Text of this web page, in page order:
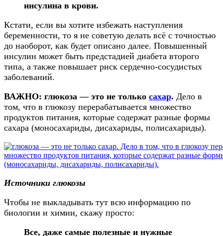
инсулина в крови.
Кстати, если вы хотите избежать наступления
беременности, то я не советую делать всё с точностью
до наоборот, как будет описано далее. Повышенный
инсулин может быть предстадией диабета второго
типа, а также повышает риск сердечно-сосудистых
заболеваний.
ВАЖНО: глюкоза — это не только сахар. Дело в
том, что в глюкозу перерабатывается множество
продуктов питания, которые содержат разные формы
сахара (моносахариды, дисахариды, полисахариды).
Источники глюкозы
Чтобы не выкладывать тут всю информацию по
биологии и химии, скажу просто:
Все, даже самые полезные и нужные